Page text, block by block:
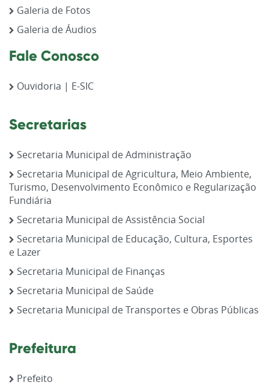
Galeria de Fotos
Galeria de Áudios
Fale Conosco
Ouvidoria | E-SIC
Secretarias
Secretaria Municipal de Administração
Secretaria Municipal de Agricultura, Meio Ambiente,
Turismo, Desenvolvimento Econômico e Regularização
Fundiária
Secretaria Municipal de Assistência Social
Secretaria Municipal de Educação, Cultura, Esportes
e Lazer
Secretaria Municipal de Finanças
Secretaria Municipal de Saúde
Secretaria Municipal de Transportes e Obras Públicas
Prefeitura
Prefeito